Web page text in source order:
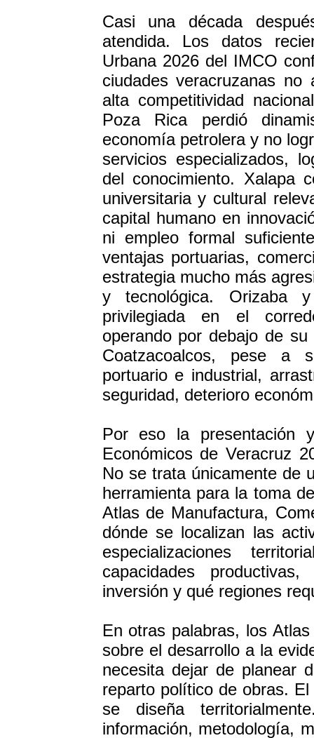
Casi una década
atendida. Los datos
Urbana 2026 del IMCO
ciudades veracruzanas
alta competitividad
Poza Rica perdió
economía petrolera y no
servicios especializados,
del conocimiento. Xalapa
universitaria y cultural
capital humano en
ni empleo formal
ventajas portuarias,
estrategia mucho más
y tecnológica. Orizaba
privilegiada en el
operando por debajo de
Coatzacoalcos, pese a
portuario e industrial,
seguridad, deterioro
Por eso la presentación
Económicos de Veracruz
No se trata únicamente de
herramienta para la toma
Atlas de Manufactura,
dónde se localizan las
especializaciones
capacidades
inversión y qué regiones
En otras palabras, los
sobre el desarrollo a la
necesita dejar de planear
reparto político de obras.
se diseña
información, metodología,